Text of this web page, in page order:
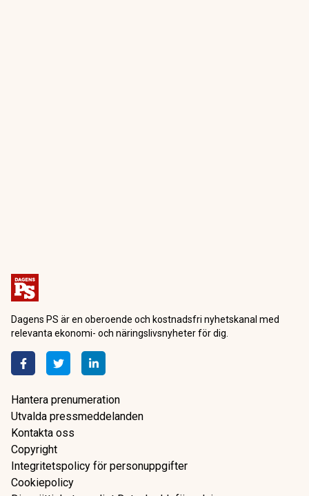
Dagens PS är en oberoende och kostnadsfri nyhetskanal med
relevanta ekonomi- och näringslivsnyheter för dig.
Hantera prenumeration
Utvalda pressmeddelanden
Kontakta oss
Copyright
Integritetspolicy för personuppgifter
Cookiepolicy